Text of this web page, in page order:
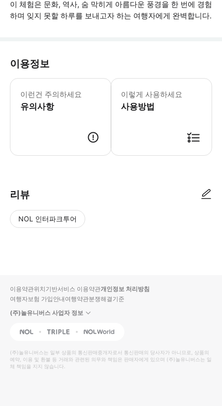
이 체험은 문화, 역사, 숨 막히게 아름다운 풍경을 한 번에 경험
하며 잊지 못할 하루를 보내고자 하는 여행자에게 완벽합니다.
이용정보
이런건 주의하세요
유의사항
폼페이 입장권은 가격에 포함되어 있
이렇게 사용하세요
사용방법
리뷰
NOL 인터파크투어
입니
다.
높
은
순
동
영
상
순
상
이용약관위치기반서비스 이용약관개인정보 처리방침
여행자보험 가입안내여행약관분쟁해결기준
(주)놀유니버스 사업자 정보
NOL Triple Interpark Global
(주)놀유니버스는 일부 상품의 통신판매중개자로서 통신판매의 당사자가 아니므로, 상품의
예약, 이용 및 환불 등 거래와 관련된 의무와 책임은 판매자에게 있으며 (주)놀유니버스는 일
체 책임을 지지 않습니다.